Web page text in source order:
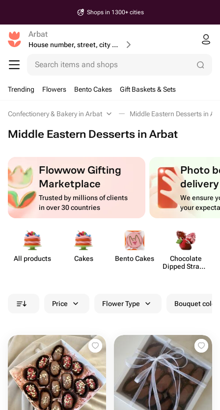
Shops in 1300+ cities
Arbat
House number, street, city or postcode
Search items and shops
Trending Flowers Bento Cakes Gift Baskets & Sets
Confectionery & Bakery in Arbat Middle Eastern Desserts in
Middle Eastern Desserts in Arbat
Flowwow Gifting
Marketplace
Trusted by millions of clients
in over 30 countries
Photo
delivery
We ensure
your
All products Cakes Bento Cakes
Chocolate
Dipped Strawb​
Price Flower Type Bouquet